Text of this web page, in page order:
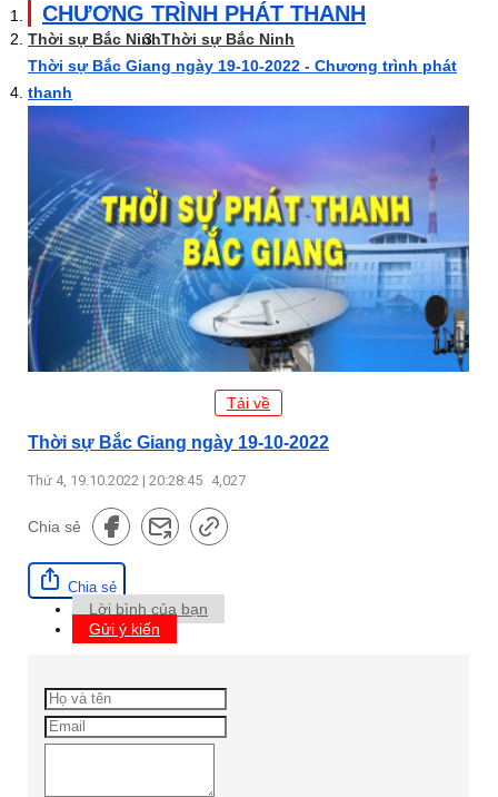
CHƯƠNG TRÌNH PHÁT THANH
Thời sự Bắc NinhThời sự Bắc Ninh
Thời sự Bắc Giang ngày 19-10-2022 - Chương trình phát
thanh
Tải về
Thời sự Bắc Giang ngày 19-10-2022
Thứ 4, 19.10.2022 | 20:28:45 4,027
Chia sẻ
Chia sẻ
Lời bình của bạn
Gửi ý kiến